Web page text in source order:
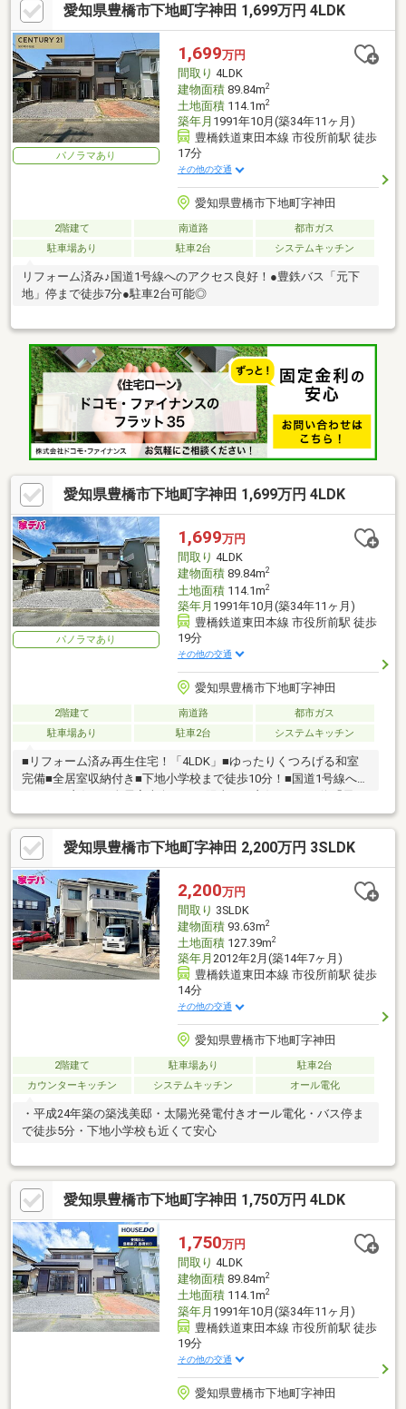
愛知県豊橋市下地町字神田 1,699万円 4LDK
パノラマあり
1,699万円
間取り 4LDK
建物面積89.84m2
土地面積114.1m2
築年月 1991年10月(築34年11ヶ月)
豊橋鉄道東田本線 市役所前駅 徒歩
17分
その他の交通
愛知県豊橋市下地町字神田
2階建て 南道路
都市ガス
駐車場あり
駐車2台 システムキッチン
リフォーム済み♪国道1号線へのアクセス良好！●豊鉄バス「元下
地」停まで徒歩7分●駐車2台可能◎
愛知県豊橋市下地町字神田 1,699万円 4LDK
パノラマあり
1,699万円
間取り 4LDK
建物面積89.84m2
土地面積114.1m2
築年月 1991年10月(築34年11ヶ月)
豊橋鉄道東田本線 市役所前駅 徒歩
19分
その他の交通
愛知県豊橋市下地町字神田
2階建て 南道路
都市ガス
駐車場あり
駐車2台 システムキッチン
■リフォーム済み再生住宅！「4LDK」■ゆったりくつろげる和室
完備■全居室収納付き■下地小学校まで徒歩10分！■国道1号線への
地」まで徒歩6
愛知県豊橋市下地町字神田 2,200万円 3SLDK
2,200万円
間取り 3SLDK
建物面積93.63m2
土地面積127.39m2
築年月 2012年2月(築14年7ヶ月)
豊橋鉄道東田本線 市役所前駅 徒歩
14分
その他の交通
愛知県豊橋市下地町字神田
2階建て 駐車場あり
駐車2台
カウンターキッチン
システムキッチン オール電化
・平成24年築の築浅美邸・太陽光発電付きオール電化・バス停ま
で徒歩5分・下地小学校も近くて安心
愛知県豊橋市下地町字神田 1,750万円 4LDK
1,750万円
間取り 4LDK
建物面積89.84m2
土地面積114.1m2
築年月 1991年10月(築34年11ヶ月)
豊橋鉄道東田本線 市役所前駅 徒歩
19分
その他の交通
愛知県豊橋市下地町字神田